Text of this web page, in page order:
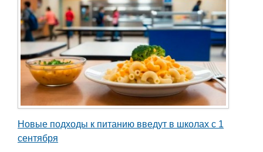
Новые подходы к питанию введут в школах с 1
сентября